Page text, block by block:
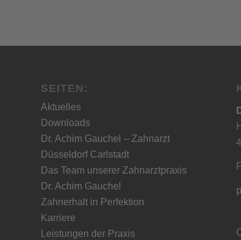
SEITEN:
Aktuelles
Downloads
Dr. Achim Gauchel – Zahnarzt
Düsseldorf Carlstadt
Das Team unserer Zahnarztpraxis
Dr. Achim Gauchel
Zahnerhalt in Perfektion
Karriere
Leistungen der Praxis